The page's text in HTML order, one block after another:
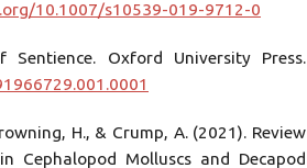
10.1007/s10539-019-9712-0
Oxford University Press.
H., & Crump, A. (2021). Review
Cephalopod Molluscs and Decapod